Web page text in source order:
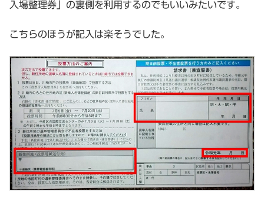
入場整理券」の裏側を利用するのでもいいみたいです。
こちらのほうが記入は楽そうでした。